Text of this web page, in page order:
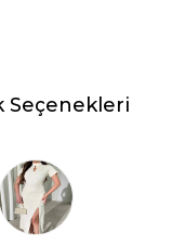
Seçenekleri